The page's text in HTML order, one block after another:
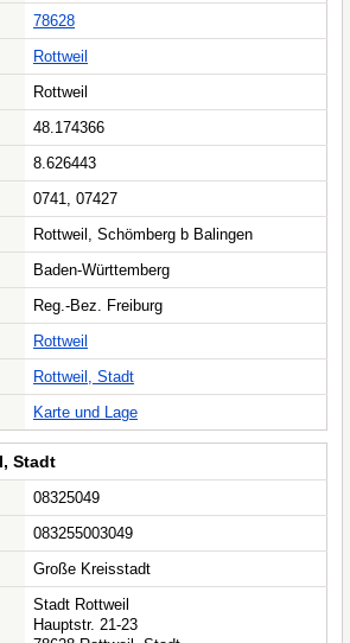
78628
Rottweil
Rottweil
48.174366
8.626443
0741, 07427
Rottweil, Schömberg b Balingen
Baden-Württemberg
Reg.-Bez. Freiburg
Rottweil
Rottweil, Stadt
Karte und Lage
Stadt
08325049
083255003049
Große Kreisstadt
Stadt Rottweil
Hauptstr. 21-23